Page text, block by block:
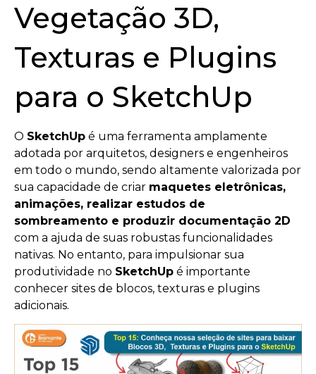
Vegetação 3D,
Texturas e Plugins
para o SketchUp
O SketchUp é uma ferramenta amplamente
adotada por arquitetos, designers e engenheiros
em todo o mundo, sendo altamente valorizada por
sua capacidade de criar maquetes eletrônicas,
animações, realizar estudos de
sombreamento e produzir documentação 2D
com a ajuda de suas robustas funcionalidades
nativas. No entanto, para impulsionar sua
produtividade no SketchUp é importante
conhecer sites de blocos, texturas e plugins
adicionais.